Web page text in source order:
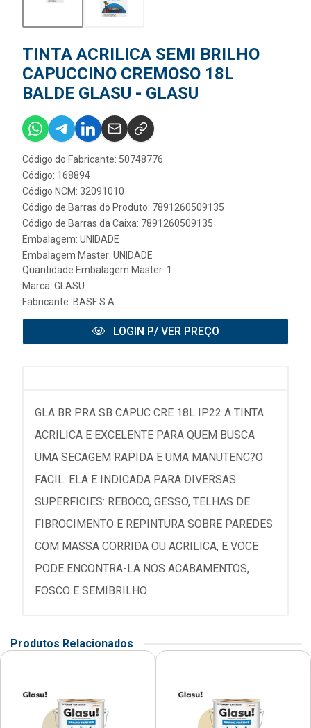
TINTA ACRILICA SEMI BRILHO
CAPUCCINO CREMOSO 18L
BALDE GLASU - GLASU
Código do Fabricante: 50748776
Código: 168894
Código NCM: 32091010
Código de Barras do Produto: 7891260509135
Código de Barras da Caixa: 7891260509135
Embalagem: UNIDADE
Embalagem Master: UNIDADE
Quantidade Embalagem Master: 1
Marca: GLASU
Fabricante: BASF S.A.
LOGIN P/ VER PREÇO
GLA BR PRA SB CAPUC CRE 18L IP22 A TINTA
ACRILICA E EXCELENTE PARA QUEM BUSCA
UMA SECAGEM RAPIDA E UMA MANUTENC?O
FACIL. ELA E INDICADA PARA DIVERSAS
SUPERFICIES: REBOCO, GESSO, TELHAS DE
FIBROCIMENTO E REPINTURA SOBRE PAREDES
COM MASSA CORRIDA OU ACRILICA, E VOCE
PODE ENCONTRA-LA NOS ACABAMENTOS,
FOSCO E SEMIBRILHO.
Produtos Relacionados